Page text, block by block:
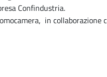
Confindustria.
in